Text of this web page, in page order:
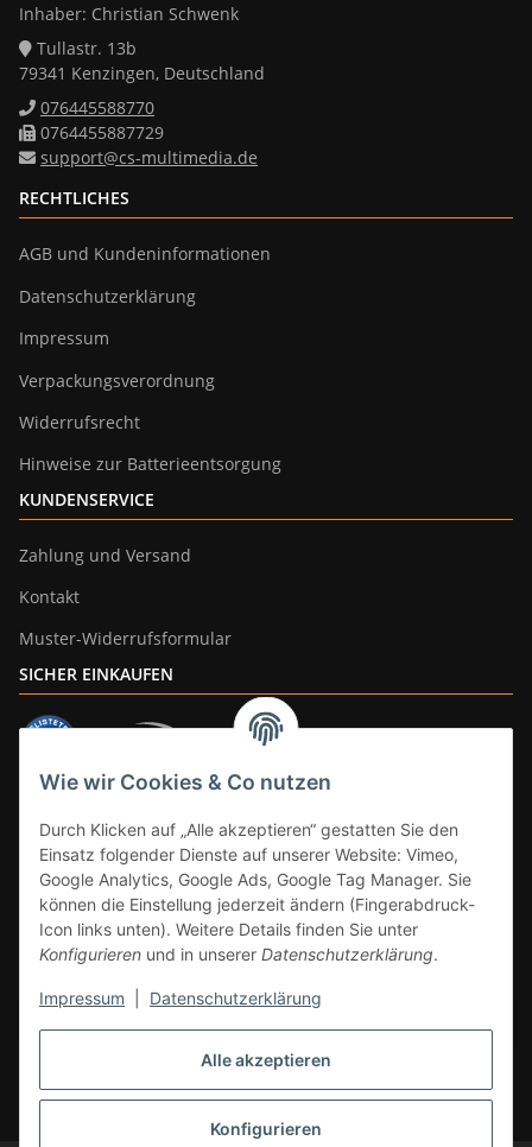
Alle akzeptieren
Konfigurieren
Wie wir Cookies & Co nutzen
Durch Klicken auf „Alle akzeptieren“ gestatten Sie den
Einsatz folgender Dienste auf unserer Website: Vimeo,
Google Analytics, Google Ads, Google Tag Manager. Sie
können die Einstellung jederzeit ändern (Fingerabdruck-
Icon links unten). Weitere Details finden Sie unter
Konfigurieren und in unserer Datenschutzerklärung.
Impressum Datenschutzerklärung
Inhaber: Christian Schwenk
Tullastr. 13b
79341 Kenzingen, Deutschland
076445588770
0764455887729
support@cs-multimedia.de
RECHTLICHES
AGB und Kundeninformationen
Datenschutzerklärung
Impressum
Verpackungsverordnung
Widerrufsrecht
Hinweise zur Batterieentsorgung
KUNDENSERVICE
Zahlung und Versand
Kontakt
Muster-Widerrufsformular
SICHER EINKAUFEN
* Alle Preise inkl. gesetzlicher Mwst., zzgl.Versand
DE, gilt nicht für Großgeräte per Spedition). Artikel mit 0% MwSt. (gem. §